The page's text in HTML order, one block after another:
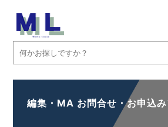
編集・MA お問合せ・お申込